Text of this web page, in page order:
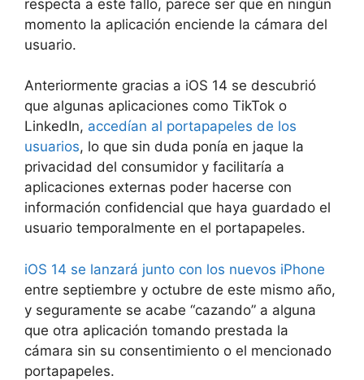
respecta a este fallo, parece ser que en ningún
momento la aplicación enciende la cámara del
usuario.
Anteriormente gracias a iOS 14 se descubrió
que algunas aplicaciones como TikTok o
LinkedIn, accedían al portapapeles de los
usuarios, lo que sin duda ponía en jaque la
privacidad del consumidor y facilitaría a
aplicaciones externas poder hacerse con
información confidencial que haya guardado el
usuario temporalmente en el portapapeles.
iOS 14 se lanzará junto con los nuevos iPhone
entre septiembre y octubre de este mismo año,
y seguramente se acabe “cazando” a alguna
que otra aplicación tomando prestada la
cámara sin su consentimiento o el mencionado
portapapeles.